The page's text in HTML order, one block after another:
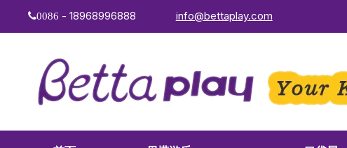
0086 - 18968996888 info@bettaplay.com